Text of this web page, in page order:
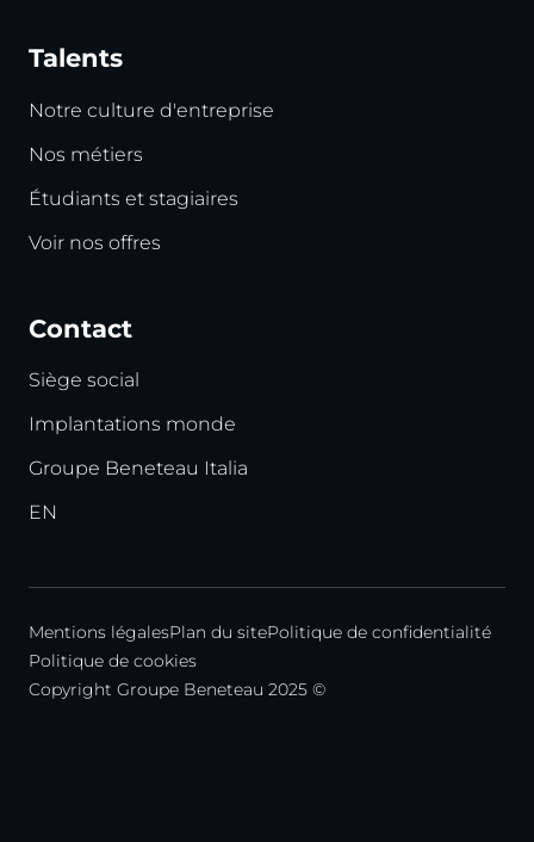
Talents
Notre culture d'entreprise
Nos métiers
Étudiants et stagiaires
Voir nos offres
Contact
Siège social
Implantations monde
Groupe Beneteau Italia
EN
Mentions légalesPlan du sitePolitique de confidentialité
Politique de cookies
Copyright Groupe Beneteau 2025 ©